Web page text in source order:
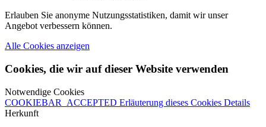
Erlauben Sie anonyme Nutzungsstatistiken, damit wir unser
Angebot verbessern können.
Alle Cookies anzeigen
Cookies, die wir auf dieser Website verwenden
Notwendige Cookies
COOKIEBAR_ACCEPTED Erläuterung dieses Cookies Details
Herkunft